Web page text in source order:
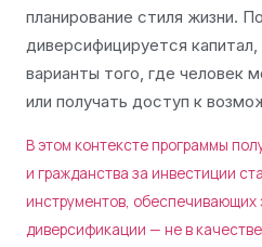
планирование стиля жизни.
диверсифицируется
варианты того, где человек
или получать доступ к
В этом контексте программы
и гражданства за инвестиции
инструментов,
диверсификации — не в